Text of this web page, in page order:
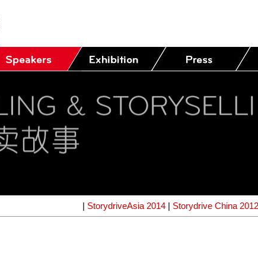
| StorydriveAsia 2014 | Storydrive China 2012